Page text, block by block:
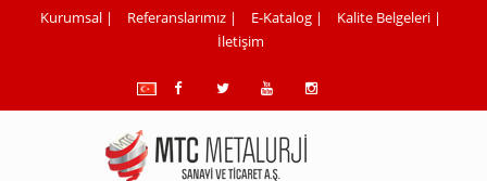
Kurumsal | Referanslarımız | E-Katalog | Kalite Belgeleri |
İletişim